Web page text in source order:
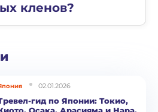
кленов?
02.01.2026
гид по Японии: Токио,
Осака, Арасияма и Нара.